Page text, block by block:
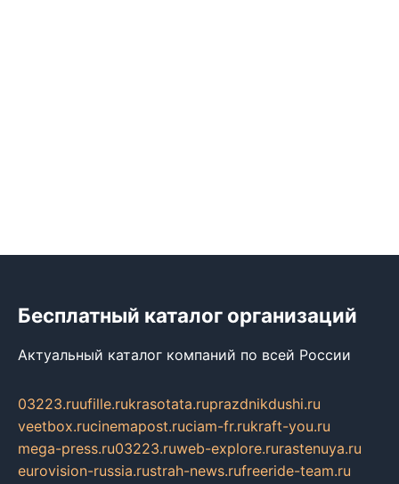
Бесплатный каталог организаций
Актуальный каталог компаний по всей России
03223.ruufille.rukrasotata.ruprazdnikdushi.ru
veetbox.rucinemapost.ruciam-fr.rukraft-you.ru
mega-press.ru03223.ruweb-explore.rurastenuya.ru
eurovision-russia.rustrah-news.rufreeride-team.ru